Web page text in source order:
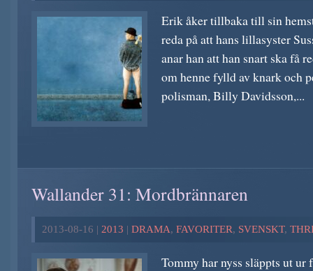
Erik åker tillbaka till sin
reda på att hans lillasyster
anar han att han snart ska få
om henne fylld av knark och
polisman, Billy Davidsson,...
Wallander 31: Mordbrännaren
2013-08-16 | 2013 | DRAMA, FAVORITER, SVENSKT,
Tommy har nyss släppts ut ur